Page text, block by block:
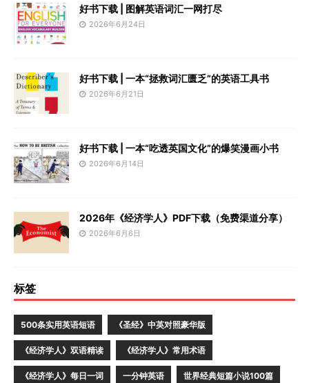
好书下载 | 图解英语词汇一网打尽
2026年6月24日
好书下载 | 一本“拯救词汇匮乏”的英语工具书
2026年6月21日
好书下载 | 一本“吃透英国文化”的爆笑漫画小书
2026年6月14日
2026年《经济学人》PDF下载（免费渠道分享）
2026年6月6日
标签
500条实用英语短语 《圣经》中英对照豪华版
《经济学人》双语精读 《经济学人》常用术语
《经济学人》每日一词 一分钟英语 世界经典短篇小说100篇